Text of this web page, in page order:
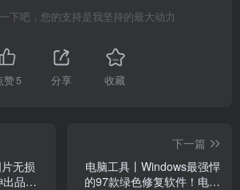
下吧，您的支持是我坚持的最大动力
赞5 分享 收藏
无损
品，
下一篇
电脑工具丨Windows最强悍
的97款绿色修复软件！电脑